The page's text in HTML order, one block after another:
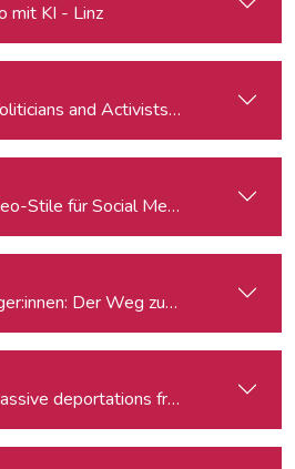
mit KI - Linz
and Activists in Europe:
Stile für Social Media
Der Weg zum eigenen
deportations from the US?